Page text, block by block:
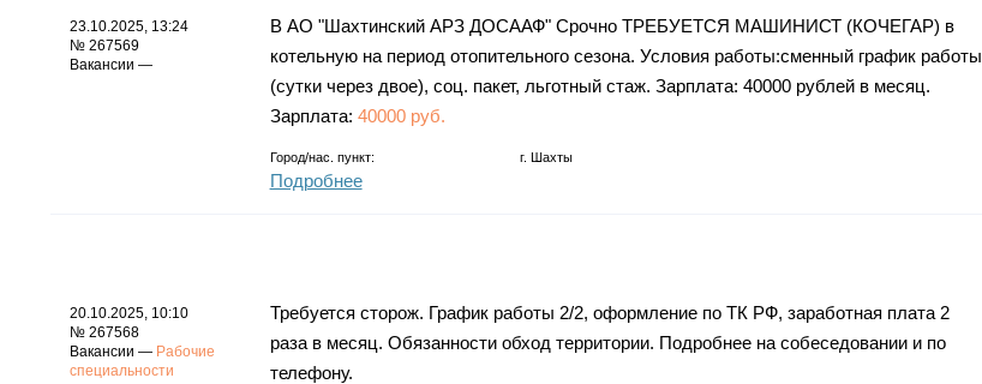
23.10.2025, 13:24
№ 267569
Вакансии —
В АО "Шахтинский АРЗ ДОСААФ" Срочно ТРЕБУЕТСЯ МАШИНИСТ (КОЧЕГАР) в
котельную на период отопительного сезона. Условия работы:сменный график работы
(сутки через двое), соц. пакет, льготный стаж. Зарплата: 40000 рублей в месяц.
Зарплата: 40000 руб.
Город/нас. пункт: г. Шахты
Подробнее
20.10.2025, 10:10
№ 267568
Вакансии — Рабочие
специальности
Требуется сторож. График работы 2/2, оформление по ТК РФ, заработная плата 2
раза в месяц. Обязанности обход территории. Подробнее на собеседовании и по
телефону.